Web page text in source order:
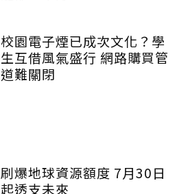
校園電子煙已成次文化？學
生互借風氣盛行 網路購買管
道難關閉
刷爆地球資源額度 7月30日
起透支未來